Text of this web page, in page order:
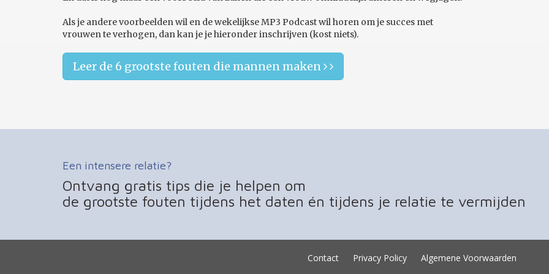
Als je andere voorbeelden wil en de wekelijkse MP3 Podcast wil horen om je succes met
vrouwen te verhogen, dan kan je je hieronder inschrijven (kost niets).
Leer de 6 grootste fouten die mannen maken
Een intensere relatie?
Ontvang gratis tips die je helpen om
de grootste fouten tijdens het daten én tijdens je relatie te vermijden
Contact Privacy Policy Algemene Voorwaarden